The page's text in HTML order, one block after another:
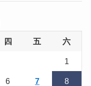
四 五 六
1
6 7 8